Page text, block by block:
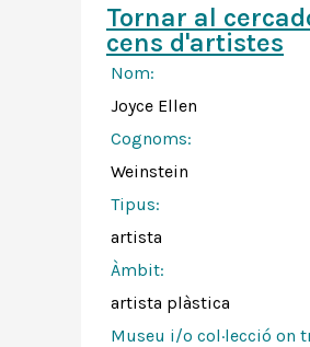
Tornar al
cens d'artistes
Nom:
Joyce Ellen
Cognoms:
Weinstein
Tipus:
artista
Àmbit:
artista plàstica
Museu i/o col·lecció on